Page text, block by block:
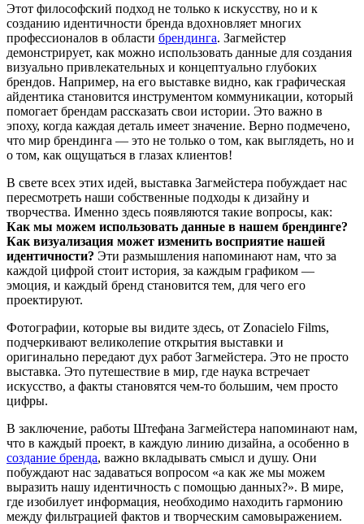
Этот философский подход не только к искусству, но и к
созданию идентичности бренда вдохновляет многих
профессионалов в области брендинга. Загмейстер
демонстрирует, как можно использовать данные для создания
визуально привлекательных и концептуально глубоких
брендов. Например, на его выставке видно, как графическая
айдентика становится инструментом коммуникации, который
помогает брендам рассказать свои истории. Это важно в
эпоху, когда каждая деталь имеет значение. Верно подмечено,
что мир брендинга — это не только о том, как выглядеть, но и
о том, как ощущаться в глазах клиентов!
В свете всех этих идей, выставка Загмейстера побуждает нас
пересмотреть наши собственные подходы к дизайну и
творчества. Именно здесь появляются такие вопросы, как:
Как мы можем использовать данные в нашем брендинге?
Как визуализация может изменить восприятие нашей
идентичности? Эти размышления напоминают нам, что за
каждой цифрой стоит история, за каждым графиком —
эмоция, и каждый бренд становится тем, для чего его
проектируют.
Фотографии, которые вы видите здесь, от Zonacielo Films,
подчеркивают великолепие открытия выставки и
оригинально передают дух работ Загмейстера. Это не просто
выставка. Это путешествие в мир, где наука встречает
искусство, а факты становятся чем-то большим, чем просто
цифры.
В заключение, работы Штефана Загмейстера напоминают нам,
что в каждый проект, в каждую линию дизайна, а особенно в
создание бренда, важно вкладывать смысл и душу. Они
побуждают нас задаваться вопросом «а как же мы можем
выразить нашу идентичность с помощью данных?». В мире,
где изобилует информация, необходимо находить гармонию
между фильтрацией фактов и творческим самовыражением.